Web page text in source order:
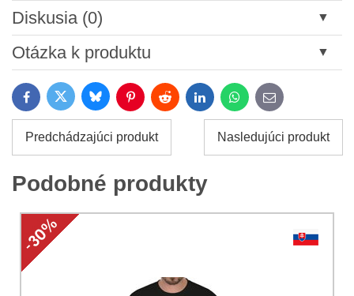
Diskusia (0)
Nový komentár
Názov:
Meno:*
Otázka k produktu
*
Váš e-mail:*
Vaša otázka k produktu:
FacebookTwitter BlueskyPinterestReddit LinkedInWhatsApp
E-
mail
Predchádzajúci produkt Nasledujúci produkt
Podobné produkty